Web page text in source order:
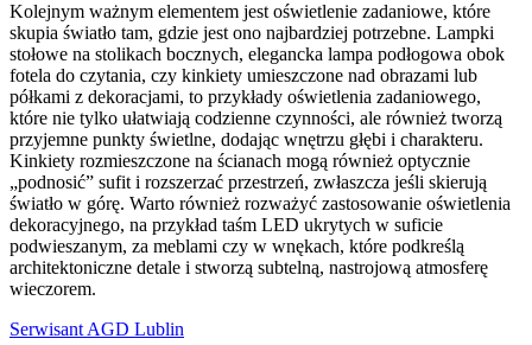
Kolejnym ważnym elementem jest oświetlenie zadaniowe, które
skupia światło tam, gdzie jest ono najbardziej potrzebne. Lampki
stołowe na stolikach bocznych, elegancka lampa podłogowa obok
fotela do czytania, czy kinkiety umieszczone nad obrazami lub
półkami z dekoracjami, to przykłady oświetlenia zadaniowego,
które nie tylko ułatwiają codzienne czynności, ale również tworzą
przyjemne punkty świetlne, dodając wnętrzu głębi i charakteru.
Kinkiety rozmieszczone na ścianach mogą również optycznie
„podnosić” sufit i rozszerzać przestrzeń, zwłaszcza jeśli skierują
światło w górę. Warto również rozważyć zastosowanie oświetlenia
dekoracyjnego, na przykład taśm LED ukrytych w suficie
podwieszanym, za meblami czy w wnękach, które podkreślą
architektoniczne detale i stworzą subtelną, nastrojową atmosferę
wieczorem.
Serwisant AGD Lublin